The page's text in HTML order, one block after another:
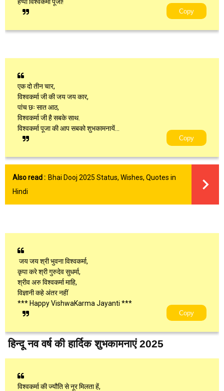
Copy
एक दो तीन चार,
विश्वकर्मा जी की जय जय कार,
पांच छः सात आठ,
विश्वकर्मा जी है सबके साथ.
विश्वकर्मा पूजा की आप सबको शुभकामनायें...
Copy
Also read : Bhai Dooj 2025 Status, Wishes, Quotes in
Hindi
जय जय श्री भुवना विश्वकर्मा,
कृपा करे श्री गुरुदेव सुधर्मा,
श्रीव अरु विश्वकर्मा माहि,
विज्ञानी कहे अंतर नहीं
*** Happy VishwaKarma Jayanti ***
Copy
हिन्दू नव वर्ष की हार्दिक शुभकामनाएं 2025
विश्वकर्मा की ज्यौति से नूर मिलता हें,